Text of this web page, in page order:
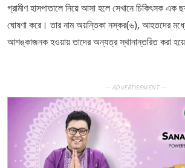
গ্রামীণ হাসপাতালে নিয়ে আসা হলে সেখানে চিকিৎসক এক
ঘোষণা করে। তার নাম অয়ন্তিকা নস্কর(৬), আহতদের
আশঙ্কাজনক হওয়ায় তাদের অন্যত্র স্থানান্তরিত করা
— ADVERTISEMENT —